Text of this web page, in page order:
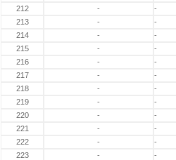
212
-
-
213
-
-
214
-
-
215
-
-
216
-
-
217
-
-
218
-
-
219
-
-
220
-
-
221
-
-
222
-
-
223
-
-